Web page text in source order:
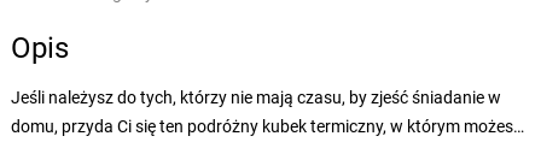
Opis
Jeśli należysz do tych, którzy nie mają czasu, by zjeść śniadanie w
domu, przyda Ci się ten podróżny kubek termiczny, w którym możesz